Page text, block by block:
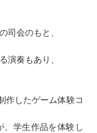
司会のもと、
演奏もあり、
作したゲーム体験コ
、学生作品を体験し